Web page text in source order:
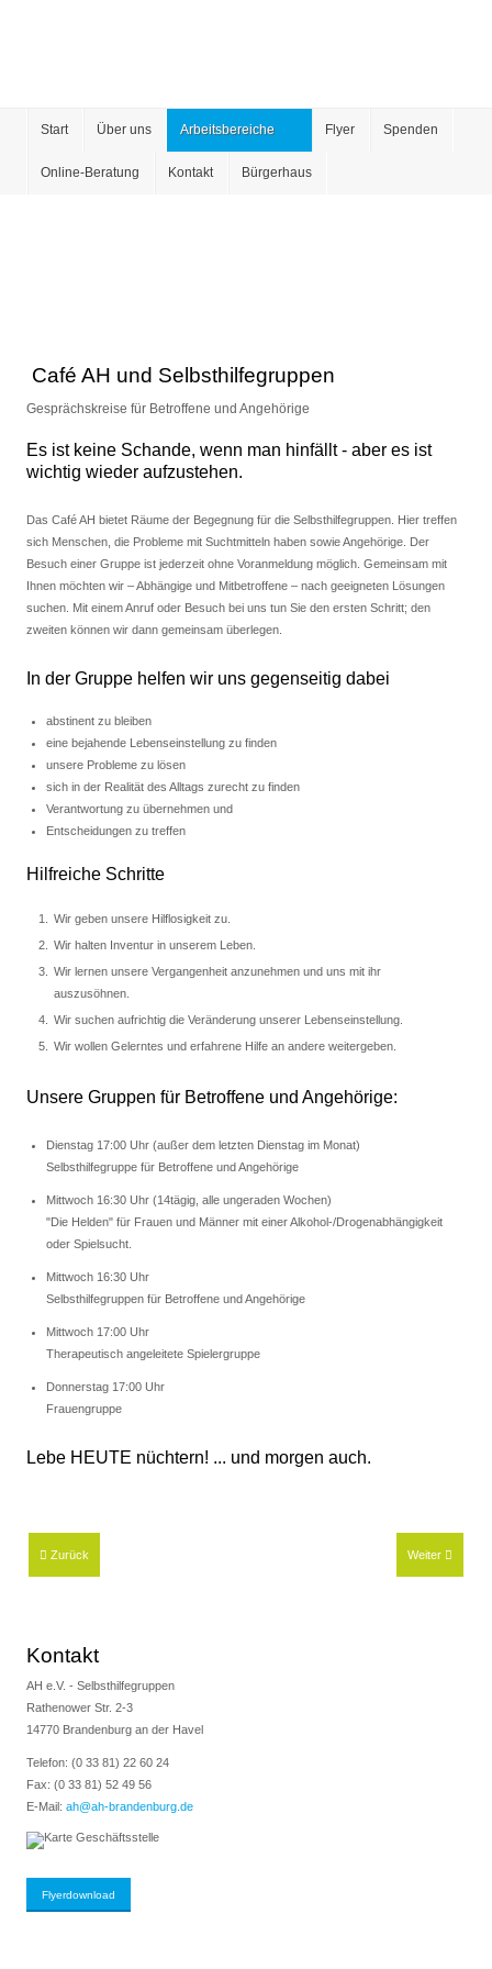
Start Über uns Arbeitsbereiche Flyer Spenden
Online-Beratung Kontakt Bürgerhaus
Café AH und Selbsthilfegruppen
Gesprächskreise für Betroffene und Angehörige
Es ist keine Schande, wenn man hinfällt - aber es ist
wichtig wieder aufzustehen.
Das Café AH bietet Räume der Begegnung für die Selbsthilfegruppen. Hier treffen
sich Menschen, die Probleme mit Suchtmitteln haben sowie Angehörige. Der
Besuch einer Gruppe ist jederzeit ohne Voranmeldung möglich. Gemeinsam mit
Ihnen möchten wir – Abhängige und Mitbetroffene – nach geeigneten Lösungen
suchen. Mit einem Anruf oder Besuch bei uns tun Sie den ersten Schritt; den
zweiten können wir dann gemeinsam überlegen.
In der Gruppe helfen wir uns gegenseitig dabei
abstinent zu bleiben
eine bejahende Lebenseinstellung zu finden
unsere Probleme zu lösen
sich in der Realität des Alltags zurecht zu finden
Verantwortung zu übernehmen und
Entscheidungen zu treffen
Hilfreiche Schritte
Wir geben unsere Hilflosigkeit zu.
Wir halten Inventur in unserem Leben.
Wir lernen unsere Vergangenheit anzunehmen und uns mit ihr
auszusöhnen.
Wir suchen aufrichtig die Veränderung unserer Lebenseinstellung.
Wir wollen Gelerntes und erfahrene Hilfe an andere weitergeben.
Unsere Gruppen für Betroffene und Angehörige:
Dienstag 17:00 Uhr (außer dem letzten Dienstag im Monat)
Selbsthilfegruppe für Betroffene und Angehörige
Mittwoch 16:30 Uhr (14tägig, alle ungeraden Wochen)
"Die Helden" für Frauen und Männer mit einer Alkohol-/Drogenabhängigkeit
oder Spielsucht.
Mittwoch 16:30 Uhr
Selbsthilfegruppen für Betroffene und Angehörige
Mittwoch 17:00 Uhr
Therapeutisch angeleitete Spielergruppe
Donnerstag 17:00 Uhr
Frauengruppe
Lebe HEUTE nüchtern! ... und morgen auch.
Zurück Weiter
Kontakt
AH e.V. - Selbsthilfegruppen
Rathenower Str. 2-3
14770 Brandenburg an der Havel
Telefon: (0 33 81) 22 60 24
Fax: (0 33 81) 52 49 56
E-Mail: ah@ah-brandenburg.de
Flyerdownload